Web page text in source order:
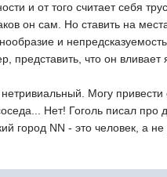
и от того считает себя
он сам. Но ставить на
и
представить, что он вливает
Могу
Нет! Гоголь писал
город NN - это человек, а